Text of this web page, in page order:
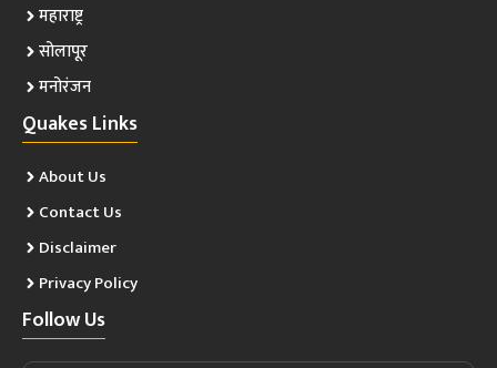
महाराष्ट्र
सोलापूर
मनोरंजन
Quakes Links
About Us
Contact Us
Disclaimer
Privacy Policy
Follow Us